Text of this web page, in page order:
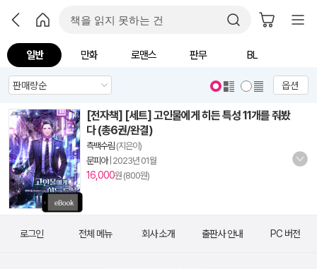
일반 만화 로맨스 판무 BL
옵션
[전자책] [세트] 고인물에게 히든 특성 11개를 줘봤
다 (총6권/완결)
측백수림 (지은이)
문피아| 2023년 01월
16,000원 (800원)
로그인 전체 메뉴 회사 소개 출판사 안내 PC 버전